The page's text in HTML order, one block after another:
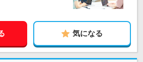
気になる